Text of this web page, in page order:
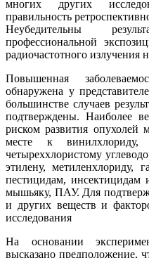
многих других
правильность
Неубедительны
профессиональной
радиочастотного излучения
Повышенная
обнаружена у
большинстве случаев
подтверждены. Наиболее
риском развития опухолей
месте к винилхлориду,
четыреххлористому
этилену, метиленхлориду,
пестицидам, инсектицидам
мышьяку, ПАУ. Для
и других веществ и
исследования
На основании
высказано предположение,